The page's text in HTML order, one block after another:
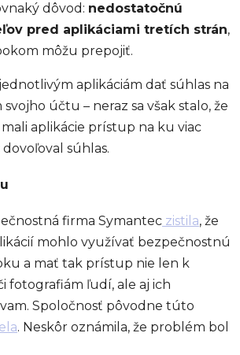
dôvod: nedostatočnú
pred aplikáciami tretích strán,
môžu prepojiť.
aplikáciám dať súhlas na
účtu – neraz sa však stalo, že
aplikácie prístup na ku viac
súhlas.
firma Symantec zistila, že
mohlo využívať bezpečnostnú
a mať tak prístup nie len k
fotografiám ľudí, ale aj ich
Spoločnosť pôvodne túto
. Neskôr oznámila, že problém bol